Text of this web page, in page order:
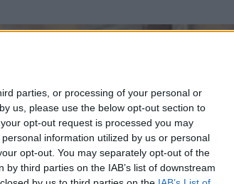
parties, or processing of your personal or
us, please use the below opt-out section to
opt-out request is processed you may
information utilized by us or personal
opt-out. You may separately opt-out of the
third parties on the IAB’s list of downstream